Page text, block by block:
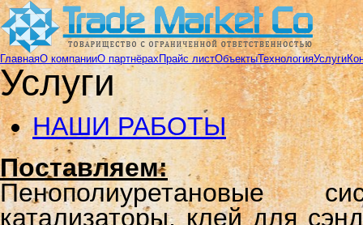
ГлавнаяО компанииО партнёрахПрайс листОбъектыТехнологияУслуги
Услуги
НАШИ РАБОТЫ
Поставляем:
Пенополиуретановые
катализаторы, клей для